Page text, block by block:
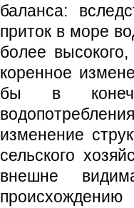
баланса:
приток в море
более
коренное
бы в
изменение
сельского
внешне